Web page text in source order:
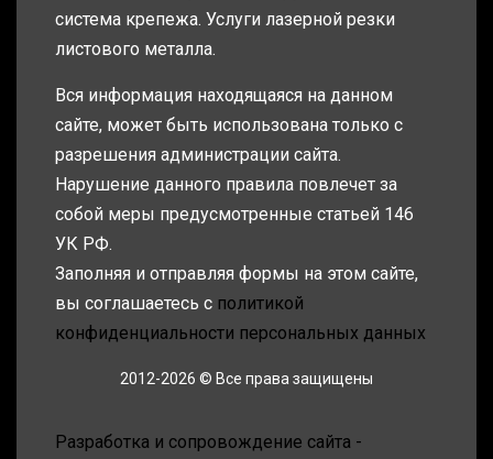
система крепежа. Услуги лазерной резки
листового металла.
Вся информация находящаяся на данном
сайте, может быть использована только с
разрешения администрации сайта.
Нарушение данного правила повлечет за
собой меры предусмотренные статьей 146
УК РФ.
Заполняя и отправляя формы на этом сайте,
вы соглашаетесь с политикой
конфиденциальности персональных данных
2012-2026 © Все права защищены
Разработка и сопровождение сайта -